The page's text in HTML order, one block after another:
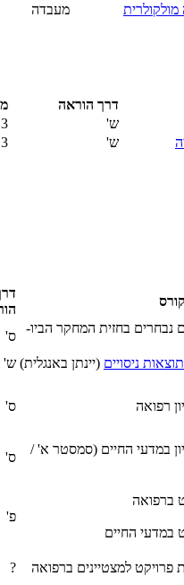
מולקולרית מעבדה
דרך הוראה
ש'
3
ש' 3
נבחרים בחזית המחקר הביו-
ס'
ניסויים (יינתן באנגלית) ש'
רפואה ס'
במדעי החיים (סמסטר א' /
ס'
ברפואה
במדעי החיים
פ'
פרויקט למצטיינים ברפואה ?